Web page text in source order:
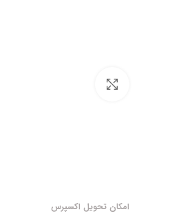
امکان تحویل اکسپرس